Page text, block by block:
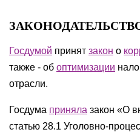
Госдумой принят закон о
также - об оптимизации
отрасли.
Госдума приняла закон «О
статью 28.1 Уголовно-